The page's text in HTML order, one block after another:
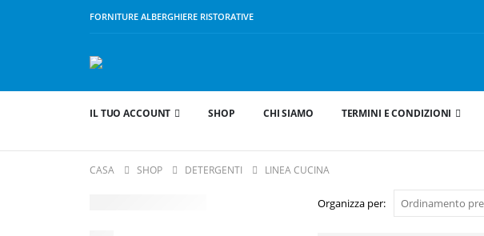
FORNITURE ALBERGHIERE RISTORATIVE
IL TUO ACCOUNT SHOP CHI SIAMO TERMINI E CONDIZIONI
CASA SHOP DETERGENTI LINEA CUCINA
Organizza per: